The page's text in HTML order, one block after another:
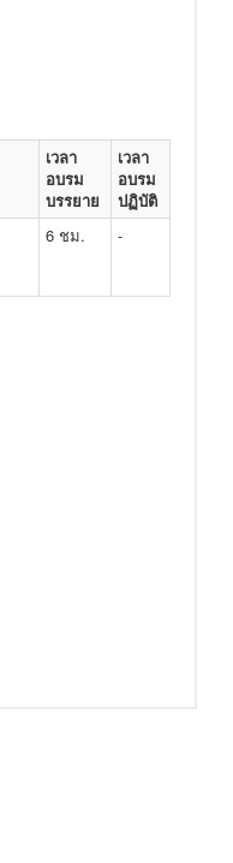
เวลา
อบรม
บรรยาย
เวลา
อบรม
ปฏิบัติ
6 ชม. -